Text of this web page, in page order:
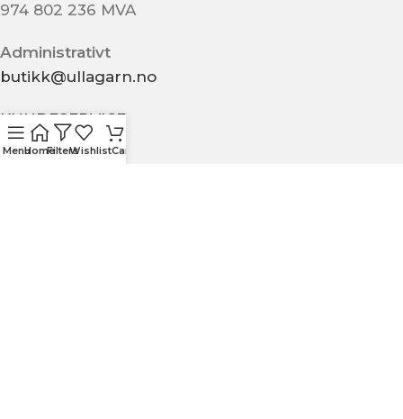
974 802 236 MVA
Administrativt
butikk@ullagarn.no
KUNDESERVICE
MenuHomeFiltersWishlistCart